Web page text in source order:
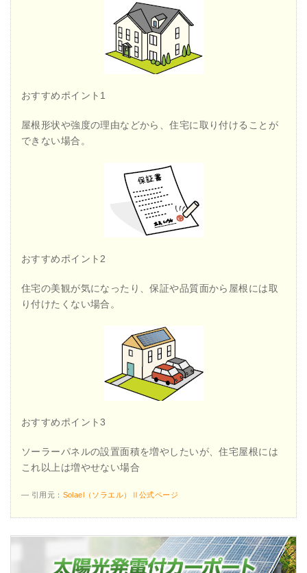
おすすめポイント1
屋根形状や強度の理由などから、住宅に取り付けることが
できない場合。
おすすめポイント2
住宅の美観が気になったり、保証や品質面から屋根には取
り付けたくない場合。
おすすめポイント3
ソーラーパネルの設置面積を増やしたいが、住宅屋根には
これ以上は増やせない場合
引用元： Solael（ソラエル）Ⅱ公式ページ